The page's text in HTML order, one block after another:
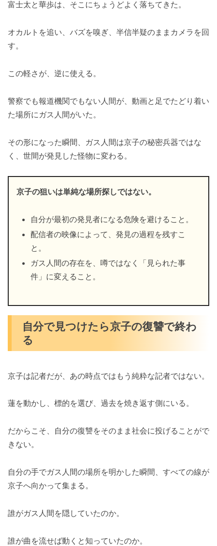
富士太と華歩は、そこにちょうどよく落ちてきた。
オカルトを追い、バズを嗅ぎ、半信半疑のままカメラを回
す。
この軽さが、逆に使える。
警察でも報道機関でもない人間が、動画と足でたどり着い
た場所にガス人間がいた。
その形になった瞬間、ガス人間は京子の秘密兵器ではな
く、世間が発見した怪物に変わる。
京子の狙いは単純な場所探しではない。
自分が最初の発見者になる危険を避けること。
配信者の映像によって、発見の過程を残すこ
と。
ガス人間の存在を、噂ではなく「見られた事
件」に変えること。
自分で見つけたら京子の復讐で終わ
る
京子は記者だが、あの時点ではもう純粋な記者ではない。
蓮を動かし、標的を選び、過去を焼き返す側にいる。
だからこそ、自分の復讐をそのまま社会に投げることがで
きない。
自分の手でガス人間の場所を明かした瞬間、すべての線が
京子へ向かって集まる。
誰がガス人間を隠していたのか。
誰が曲を流せば動くと知っていたのか。